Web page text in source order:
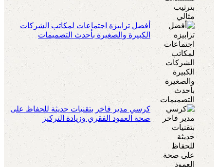
أفضل ترابيزة اجتماعات لمكاتب الشركات
الكبيرة والصغيرة بأحدث التصميمات
كرسي مدير فاخر بتقنيات حديثة للحفاظ على
صحة العمود الفقري وزيادة التركيز